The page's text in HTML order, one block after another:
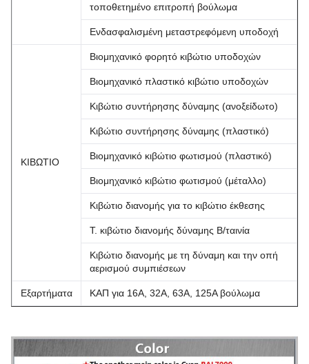
τοποθετημένο επιτροπή βούλωμα
Ενδασφαλισμένη μεταστρεφόμενη υποδοχή
ΚΙΒΩΤΙΟ
Βιομηχανικό φορητό κιβώτιο υποδοχών
Βιομηχανικό πλαστικό κιβώτιο υποδοχών
Κιβώτιο συντήρησης δύναμης (ανοξείδωτο)
Κιβώτιο συντήρησης δύναμης (πλαστικό)
Βιομηχανικό κιβώτιο φωτισμού (πλαστικό)
Βιομηχανικό κιβώτιο φωτισμού (μέταλλο)
Κιβώτιο διανομής για το κιβώτιο έκθεσης
Τ. κιβώτιο διανομής δύναμης Β/ταινία
Κιβώτιο διανομής με τη δύναμη και την οπή
αερισμού συμπιέσεων
Εξαρτήματα ΚΑΠ για 16A, 32A, 63A, 125A βούλωμα